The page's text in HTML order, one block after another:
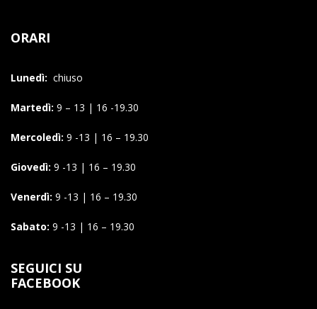
ORARI
Lunedì: chiuso
Martedì: 9 – 13 | 16 -19.30
Mercoledì: 9 -13 | 16 – 19.30
Giovedì: 9 -13 | 16 – 19.30
Venerdì: 9 -13 | 16 – 19.30
Sabato: 9 -13 | 16 – 19.30
SEGUICI SU
FACEBOOK